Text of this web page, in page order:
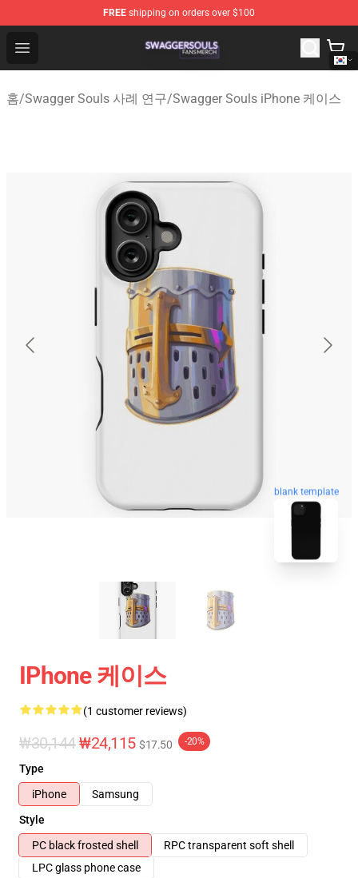
FREE shipping on orders over $100
Open menu
Swagger Souls Shop - Official Swagger Souls
홈/Swagger Souls 사례 연구/Swagger Souls iPhone 케이스
blank template
IPhone 케이스
(1 customer reviews)
₩30,144₩24,115 $17.50 -20%
Type
iPhone
Samsung
Style
PC black frosted shell
RPC transparent soft shell
LPC glass phone case